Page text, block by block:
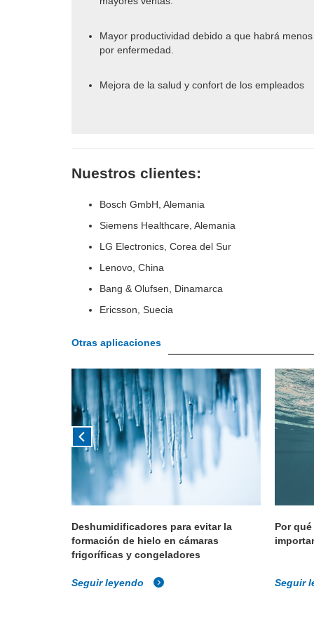
Mayor productividad debido a que habrá
por enfermedad.
Mejora de la salud y confort de los empleados
Nuestros clientes:
Bosch GmbH, Alemania
Siemens Healthcare, Alemania
LG Electronics, Corea del Sur
Lenovo, China
Bang & Olufsen, Dinamarca
Ericsson, Suecia
Otras aplicaciones
Deshumidificadores para evitar la
formación de hielo en cámaras
frigoríficas y congeladores
Seguir leyendo
Por
Seguir